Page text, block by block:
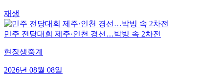
재생
민주 전당대회 제주·인천 경선…박빙 속 2차전
현장생중계
2026년 08월 08일